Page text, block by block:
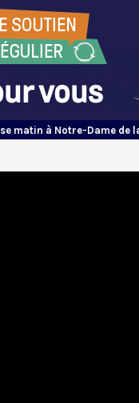
matin à Notre-Dame de